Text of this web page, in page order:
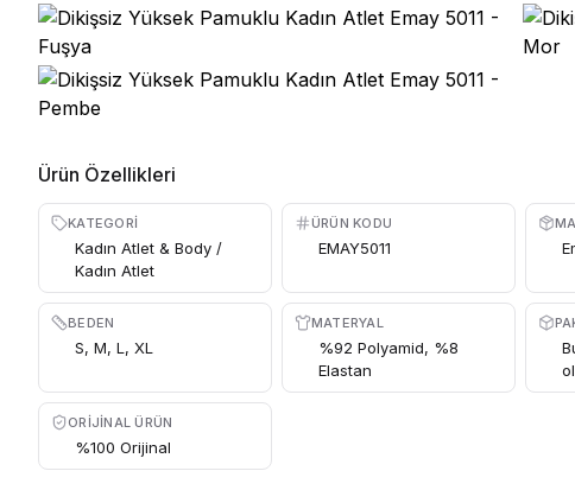
Ürün Özellikleri
KATEGORI
Kadın Atlet & Body /
Kadın Atlet
ÜRÜN KODU
EMAY5011
BEDEN
S, M, L, XL
MATERYAL
%92 Polyamid, %8
Elastan
ORIJINAL ÜRÜN
%100 Orijinal